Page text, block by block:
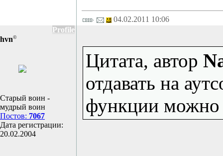
04.02.2011 10:06
Profile
hvn©
Старый воин -
мудрый воин
Постов: 7067
Дата регистрации:
20.02.2004
Цитата, автор
отдавать на
функции можно